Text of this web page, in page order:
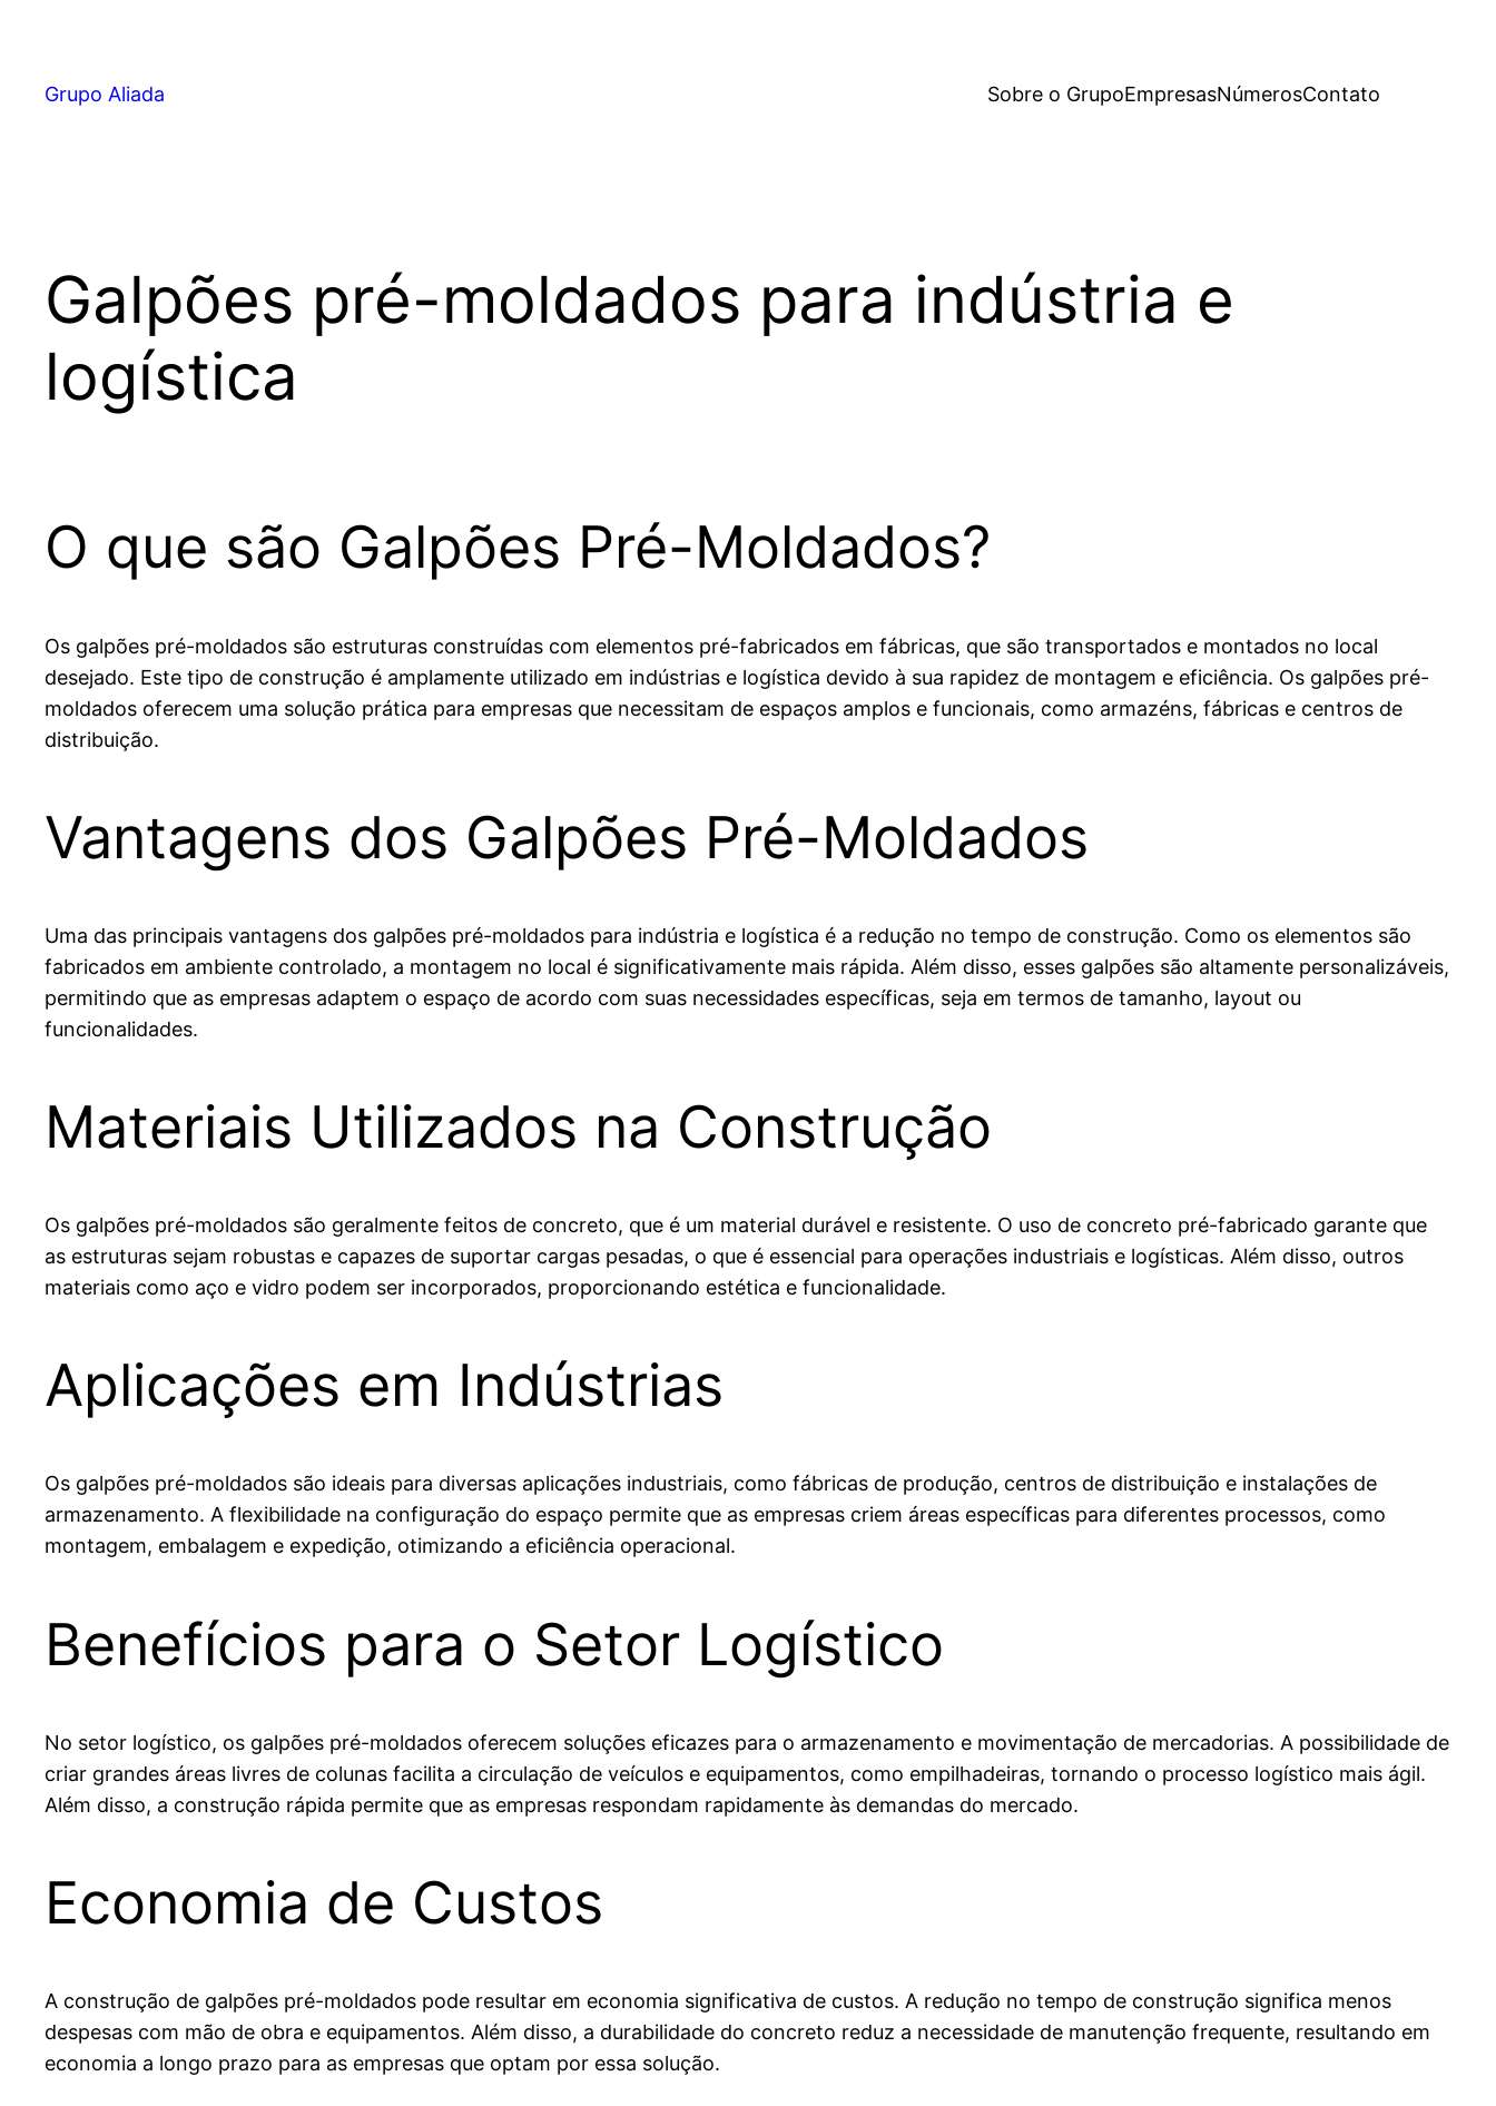
Grupo Aliada Sobre o GrupoEmpresasNúmerosContato
Galpões pré-moldados para indústria e
logística
O que são Galpões Pré-Moldados?
Os galpões pré-moldados são estruturas construídas com elementos pré-fabricados em fábricas, que são transportados e montados no local
desejado. Este tipo de construção é amplamente utilizado em indústrias e logística devido à sua rapidez de montagem e eficiência. Os galpões pré-
moldados oferecem uma solução prática para empresas que necessitam de espaços amplos e funcionais, como armazéns, fábricas e centros de
distribuição.
Vantagens dos Galpões Pré-Moldados
Uma das principais vantagens dos galpões pré-moldados para indústria e logística é a redução no tempo de construção. Como os elementos são
fabricados em ambiente controlado, a montagem no local é significativamente mais rápida. Além disso, esses galpões são altamente personalizáveis,
permitindo que as empresas adaptem o espaço de acordo com suas necessidades específicas, seja em termos de tamanho, layout ou
funcionalidades.
Materiais Utilizados na Construção
Os galpões pré-moldados são geralmente feitos de concreto, que é um material durável e resistente. O uso de concreto pré-fabricado garante que
as estruturas sejam robustas e capazes de suportar cargas pesadas, o que é essencial para operações industriais e logísticas. Além disso, outros
materiais como aço e vidro podem ser incorporados, proporcionando estética e funcionalidade.
Aplicações em Indústrias
Os galpões pré-moldados são ideais para diversas aplicações industriais, como fábricas de produção, centros de distribuição e instalações de
armazenamento. A flexibilidade na configuração do espaço permite que as empresas criem áreas específicas para diferentes processos, como
montagem, embalagem e expedição, otimizando a eficiência operacional.
Benefícios para o Setor Logístico
No setor logístico, os galpões pré-moldados oferecem soluções eficazes para o armazenamento e movimentação de mercadorias. A possibilidade de
criar grandes áreas livres de colunas facilita a circulação de veículos e equipamentos, como empilhadeiras, tornando o processo logístico mais ágil.
Além disso, a construção rápida permite que as empresas respondam rapidamente às demandas do mercado.
Economia de Custos
A construção de galpões pré-moldados pode resultar em economia significativa de custos. A redução no tempo de construção significa menos
despesas com mão de obra e equipamentos. Além disso, a durabilidade do concreto reduz a necessidade de manutenção frequente, resultando em
economia a longo prazo para as empresas que optam por essa solução.